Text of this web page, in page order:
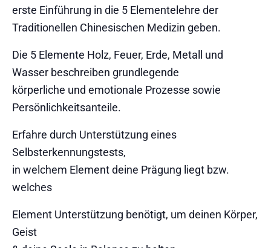
erste Einführung in die 5 Elementelehre der
Traditionellen Chinesischen Medizin geben.
Die 5 Elemente Holz, Feuer, Erde, Metall und
Wasser beschreiben grundlegende
körperliche und emotionale Prozesse sowie
Persönlichkeitsanteile.
Erfahre durch Unterstützung eines
Selbsterkennungstests,
in welchem Element deine Prägung liegt bzw.
welches
Element Unterstützung benötigt, um deinen Körper,
Geist